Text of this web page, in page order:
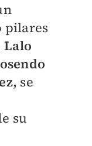
pilares
Lalo
se
su